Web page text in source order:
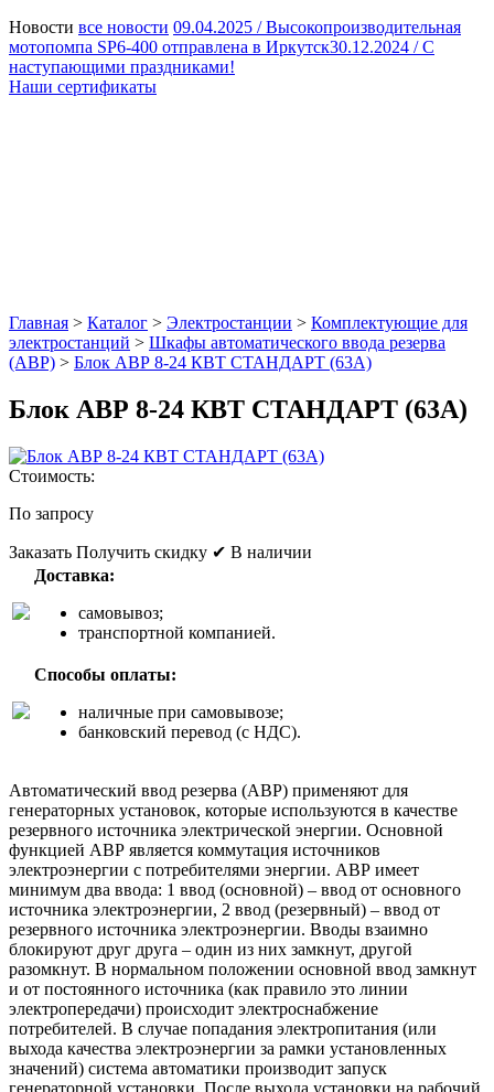
Новости все новости 09.04.2025 /Высокопроизводительная
мотопомпа SP6-400 отправлена в Иркутск30.12.2024 /С
наступающими праздниками!
Наши сертификаты
Главная > Каталог > Электростанции > Комплектующие для
электростанций > Шкафы автоматического ввода резерва
(АВР) > Блок АВР 8-24 КВТ СТАНДАРТ (63А)
Блок АВР 8-24 КВТ СТАНДАРТ (63А)
Стоимость:
По запросу
Заказать Получить скидку ✔ В наличии
Доставка:
самовывоз;
транспортной компанией.
Способы оплаты:
наличные при самовывозе;
банковский перевод (с НДС).
Автоматический ввод резерва (АВР) применяют для
генераторных установок, которые используются в качестве
резервного источника электрической энергии. Основной
функцией АВР является коммутация источников
электроэнергии с потребителями энергии. АВР имеет
минимум два ввода: 1 ввод (основной) – ввод от основного
источника электроэнергии, 2 ввод (резервный) – ввод от
резервного источника электроэнергии. Вводы взаимно
блокируют друг друга – один из них замкнут, другой
разомкнут. В нормальном положении основной ввод замкнут
и от постоянного источника (как правило это линии
электропередачи) происходит электроснабжение
потребителей. В случае попадания электропитания (или
выхода качества электроэнергии за рамки установленных
значений) система автоматики производит запуск
генераторной установки. После выхода установки на рабочий